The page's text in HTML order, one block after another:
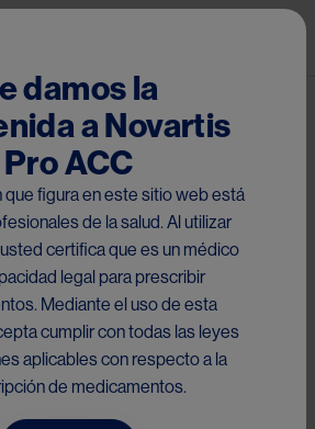
Pasar al contenido principal
Región de Chile, que acceden a la
Hidroclorotiazida
en el material y/o link
descargue el folleto a continuación:
damos la
a Novartis
Pro ACC
que figura en este sitio web está
de la salud. Al utilizar
certifica que es un médico
legal para prescribir
Mediante el uso de esta
cumplir con todas las leyes
aplicables con respecto a la
de medicamentos.